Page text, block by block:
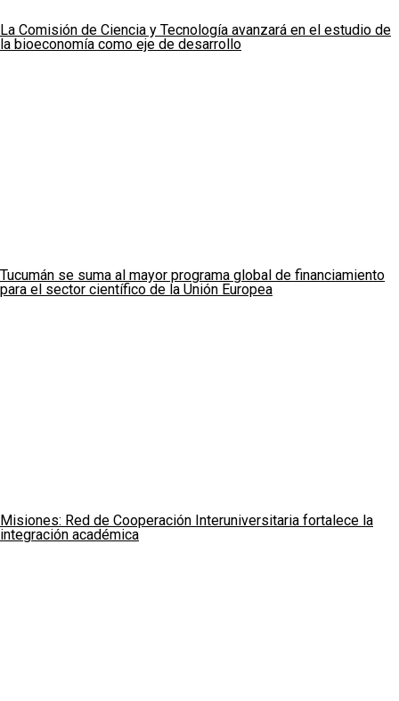
La Comisión de Ciencia y Tecnología avanzará en el estudio de
la bioeconomía como eje de desarrollo
Tucumán se suma al mayor programa global de financiamiento
para el sector científico de la Unión Europea
Misiones: Red de Cooperación Interuniversitaria fortalece la
integración académica